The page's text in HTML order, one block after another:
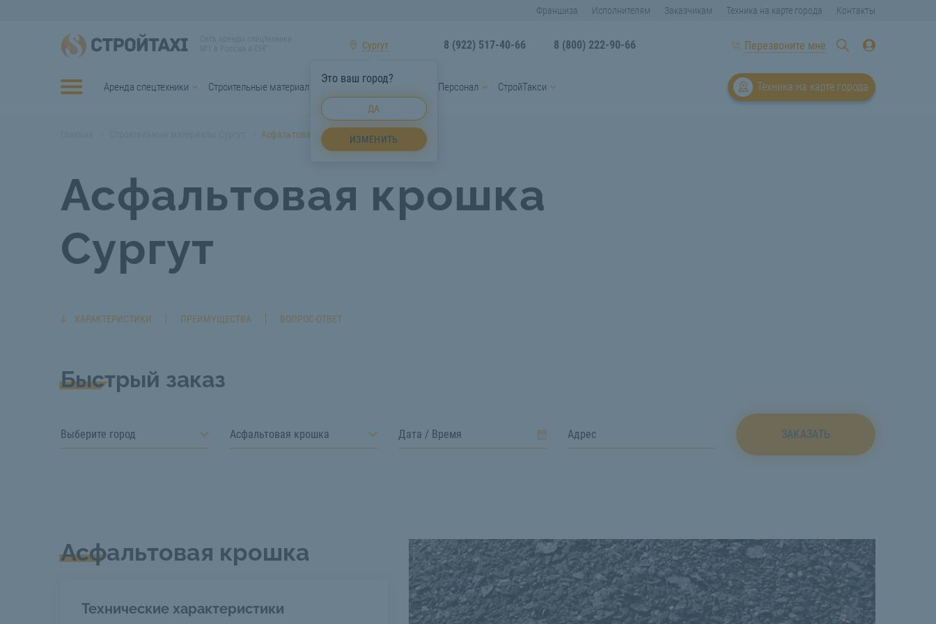
Франшиза Исполнителям Заказчикам Техника на карте города Контакты
Сургут
Это ваш город?
ДА
ИЗМЕНИТЬ
8 (922) 517-40-66 8 (800) 222-90-66 Перезвоните мне
Аренда спецтехники Строительные материалы Услуги спецтехники Персонал СтройТакси Техника на карте города
Асфальтовая крошка Сургут
Асфальтовая крошка
Сургут
ХАРАКТЕРИСТИКИ ПРЕИМУЩЕСТВА ВОПРОС-ОТВЕТ
Быстрый заказ
Выберите город Асфальтовая крошка ЗАКАЗАТЬ
Асфальтовая крошка
Технические характеристики